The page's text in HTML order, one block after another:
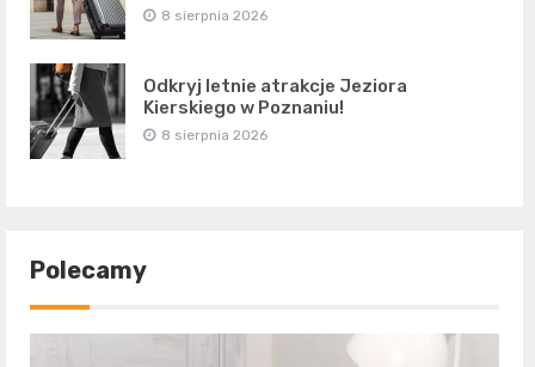
8 sierpnia 2026
Odkryj letnie atrakcje Jeziora
Kierskiego w Poznaniu!
8 sierpnia 2026
Polecamy